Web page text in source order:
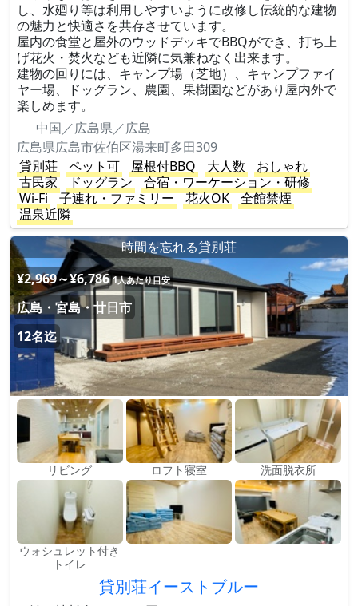
し、水廻り等は利用しやすいように改修し伝統的な建物
の魅力と快適さを共存させています。
屋内の食堂と屋外のウッドデッキでBBQができ、打ち上
げ花火・焚火なども近隣に気兼ねなく出来ます。
建物の回りには、キャンプ場（芝地）、キャンプファイ
ヤー場、ドッグラン、農園、果樹園などがあり屋内外で
楽しめます。
中国／広島県／広島
広島県広島市佐伯区湯来町多田309
貸別荘
ペット可 屋根付BBQ 大人数
おしゃれ
古民家
ドッグラン
合宿・ワーケーション・研修
Wi-Fi
子連れ・ファミリー 花火OK
全館禁煙
温泉近隣
時間を忘れる貸別荘
¥2,969～¥6,786 1人あたり目安
広島・宮島・廿日市
12名迄
リビング ロフト寝室 洗面脱衣所
ウォシュレット付き
トイレ
貸別荘イーストブルー